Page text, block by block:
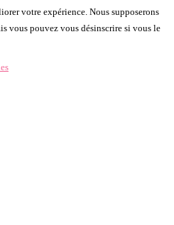
votre expérience. Nous supposerons
vous pouvez vous désinscrire si vous le